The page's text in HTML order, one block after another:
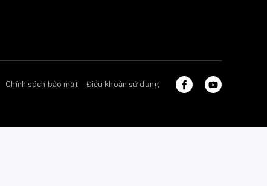
Chính sách bảo mật Điều khoản sử dụng